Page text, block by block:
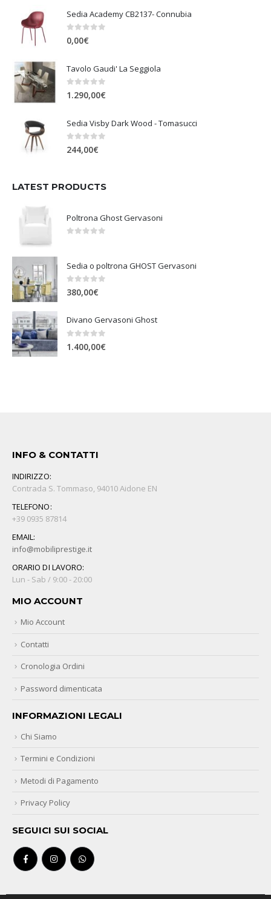
Sedia Academy CB2137- Connubia
0 Su 5
0,00€
Tavolo Gaudi' La Seggiola
0 Su 5
1.290,00€
Sedia Visby Dark Wood - Tomasucci
0Su 5
244,00€
LATEST PRODUCTS
Poltrona Ghost Gervasoni
Sedia o poltrona GHOST Gervasoni
0Su 5
380,00€
Divano Gervasoni Ghost
0 Su 5
1.400,00€
INFO & CONTATTI
INDIRIZZO:
Contrada S. Tommaso, 94010 Aidone EN
TELEFONO:
+39 0935 87814
EMAIL:
info@mobiliprestige.it
ORARIO DI LAVORO:
Lun - Sab / 9:00 - 20:00
MIO ACCOUNT
Mio Account
Contatti
Cronologia Ordini
Password dimenticata
INFORMAZIONI LEGALI
Chi Siamo
Termini e Condizioni
Metodi di Pagamento
Privacy Policy
SEGUICI SUI SOCIAL